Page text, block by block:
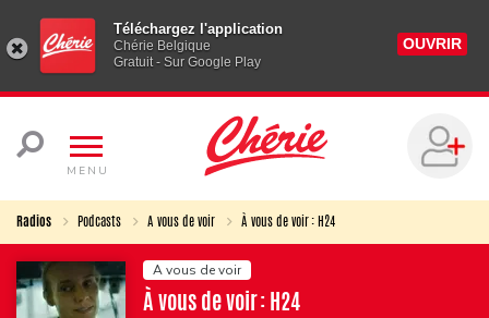
Téléchargez l'application
Chérie Belgique
Gratuit - Sur Google Play
OUVRIR
MENU
Radios Podcasts A vous de voir À vous de voir : H24
A vous de voir
À vous de voir : H24